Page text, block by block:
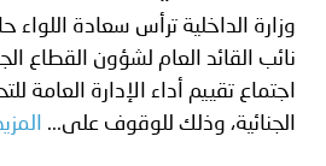
وزارة الداخلية ترأس سعادة
نائب القائد العام لشؤون القطاع
اجتماع تقييم أداء الإدارة العامة
الجنائية، وذلك للوقوف على...